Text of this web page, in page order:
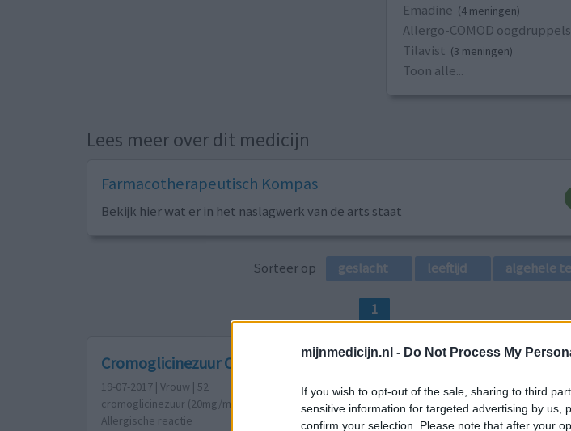
mijnmedicijn.nl - Do Not Process My
If you wish to opt-out of the sale, sharing to third
sensitive information for targeted advertising by us,
confirm your selection. Please note that after your
Emadine (4 meningen)
Allergo-COMOD oogdruppels
Tilavist (3 meningen)
Toon alle...
Lees meer over dit medicijn
Farmacotherapeutisch Kompas
Bekijk hier wat er in het naslagwerk van de arts staat
Sorteer op geslacht leeftijd algehele
1
Cromoglicinezuur Oogdruppels
19-07-2017 | Vrouw | 52
cromoglicinezuur (20mg/ml)
Allergische reactie